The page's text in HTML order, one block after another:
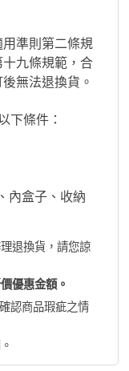
準則第二條規
九條規範，合
無法退換貨。
下條件：
內盒子、收納
退換貨，請您諒
優惠金額。
認商品瑕疵之情